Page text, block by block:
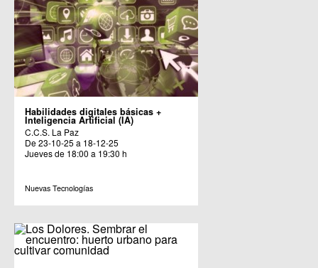
Habilidades digitales básicas +
Inteligencia Artificial (IA)
C.C.S. La Paz
De 23-10-25 a 18-12-25
Jueves de 18:00 a 19:30 h
Nuevas Tecnologías